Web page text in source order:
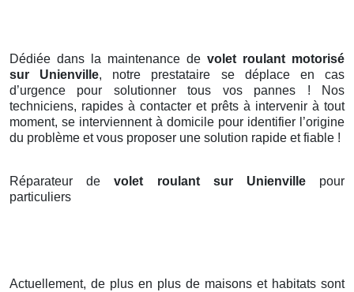
Dédiée dans la maintenance de volet roulant motorisé
sur Unienville, notre prestataire se déplace en cas
d’urgence pour solutionner tous vos pannes ! Nos
techniciens, rapides à contacter et prêts à intervenir à tout
moment, se interviennent à domicile pour identifier l’origine
du problème et vous proposer une solution rapide et fiable !
Réparateur devolet roulant sur Unienville pour
particuliers
Actuellement, de plus en plus de maisons et habitats sont